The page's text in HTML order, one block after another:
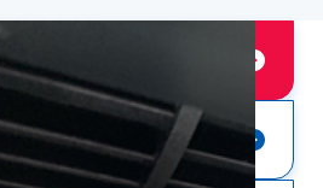
店舗に依頼する
店舗にお問い合わせ